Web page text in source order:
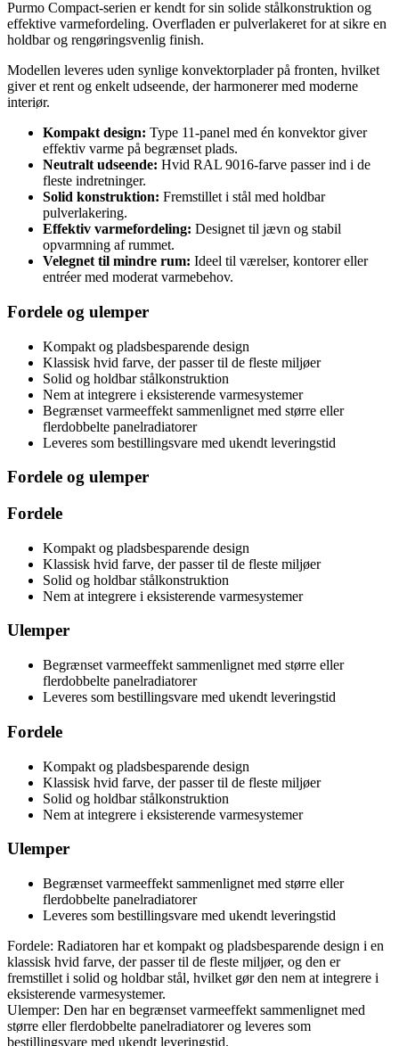
Purmo Compact-serien er kendt for sin solide stålkonstruktion og
effektive varmefordeling. Overfladen er pulverlakeret for at sikre en
holdbar og rengøringsvenlig finish.
Modellen leveres uden synlige konvektorplader på fronten, hvilket
giver et rent og enkelt udseende, der harmonerer med moderne
interiør.
Kompakt design: Type 11-panel med én konvektor giver
effektiv varme på begrænset plads.
Neutralt udseende: Hvid RAL 9016-farve passer ind i de
fleste indretninger.
Solid konstruktion: Fremstillet i stål med holdbar
pulverlakering.
Effektiv varmefordeling: Designet til jævn og stabil
opvarmning af rummet.
Velegnet til mindre rum: Ideel til værelser, kontorer eller
entréer med moderat varmebehov.
Fordele og ulemper
Kompakt og pladsbesparende design
Klassisk hvid farve, der passer til de fleste miljøer
Solid og holdbar stålkonstruktion
Nem at integrere i eksisterende varmesystemer
Begrænset varmeeffekt sammenlignet med større eller
flerdobbelte panelradiatorer
Leveres som bestillingsvare med ukendt leveringstid
Fordele og ulemper
Fordele
Kompakt og pladsbesparende design
Klassisk hvid farve, der passer til de fleste miljøer
Solid og holdbar stålkonstruktion
Nem at integrere i eksisterende varmesystemer
Ulemper
Begrænset varmeeffekt sammenlignet med større eller
flerdobbelte panelradiatorer
Leveres som bestillingsvare med ukendt leveringstid
Fordele
Kompakt og pladsbesparende design
Klassisk hvid farve, der passer til de fleste miljøer
Solid og holdbar stålkonstruktion
Nem at integrere i eksisterende varmesystemer
Ulemper
Begrænset varmeeffekt sammenlignet med større eller
flerdobbelte panelradiatorer
Leveres som bestillingsvare med ukendt leveringstid
Fordele: Radiatoren har et kompakt og pladsbesparende design i en
klassisk hvid farve, der passer til de fleste miljøer, og den er
fremstillet i solid og holdbar stål, hvilket gør den nem at integrere i
eksisterende varmesystemer.
Ulemper: Den har en begrænset varmeeffekt sammenlignet med
større eller flerdobbelte panelradiatorer og leveres som
bestillingsvare med ukendt leveringstid.